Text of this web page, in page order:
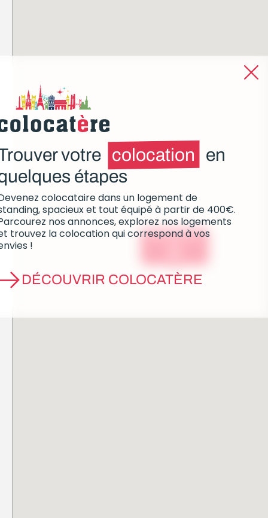
votre colocation
en
étapes
colocataire dans un logement de
spacieux et tout équipé à partir de 400€.
nos annonces, explorez nos logements
trouvez la colocation qui correspond à vos
!
DÉCOUVRIR COLOCATÈRE
Colocations :